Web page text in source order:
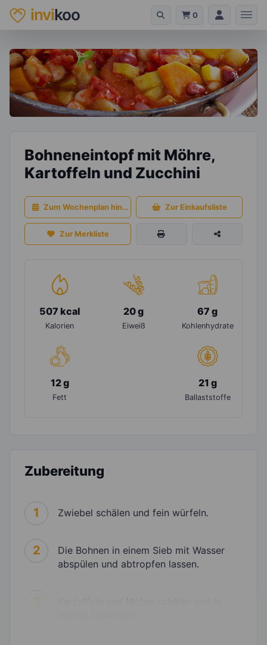
invikoo 0
Bohneneintopf mit Möhre,
Kartoffeln und Zucchini
Zum Wochenplan hinzufügen Zur Einkaufsliste
Zur Merkliste
507 kcal
Kalorien
20 g
Eiweiß
67 g
Kohlenhydrate
12 g
Fett
21 g
Ballaststoffe
Zubereitung
1 Zwiebel schälen und fein würfeln.
2
Die Bohnen in einem Sieb mit Wasser
abspülen und abtropfen lassen.